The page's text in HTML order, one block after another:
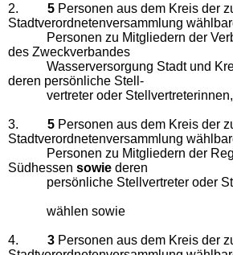
2. 5 Personen aus dem Kreis der
Stadtverordnetenversammlung
Personen zu Mitgliedern der
des Zweckverbandes
Wasserversorgung Stadt und
deren persönliche Stell-
vertreter oder Stellvertreterinnen,
3. 5 Personen aus dem Kreis der
Stadtverordnetenversammlung
Personen zu Mitgliedern der
Südhessen sowie deren
persönliche Stellvertreter oder
wählen sowie
4. 3 Personen aus dem Kreis der